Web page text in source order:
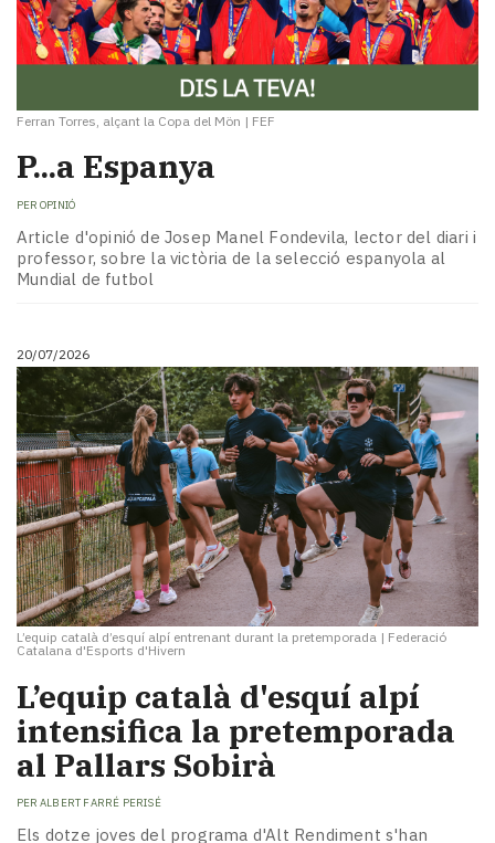
Ferran Torres, alçant la Copa del Mön | FEF
P...a Espanya
PER OPINIÓ
Article d'opinió de Josep Manel Fondevila, lector del diari i
professor, sobre la victòria de la selecció espanyola al
Mundial de futbol
20/07/2026
L’equip català d’esquí alpí entrenant durant la pretemporada | Federació
Catalana d'Esports d'Hivern
L’equip català d'esquí alpí
intensifica la pretemporada
al Pallars Sobirà
PER ALBERT FARRÉ PERISÉ
Els dotze joves del programa d'Alt Rendiment s'han